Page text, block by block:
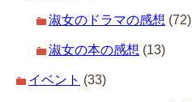
淑女のドラマの感想 (72)
淑女の本の感想 (13)
イベント (33)